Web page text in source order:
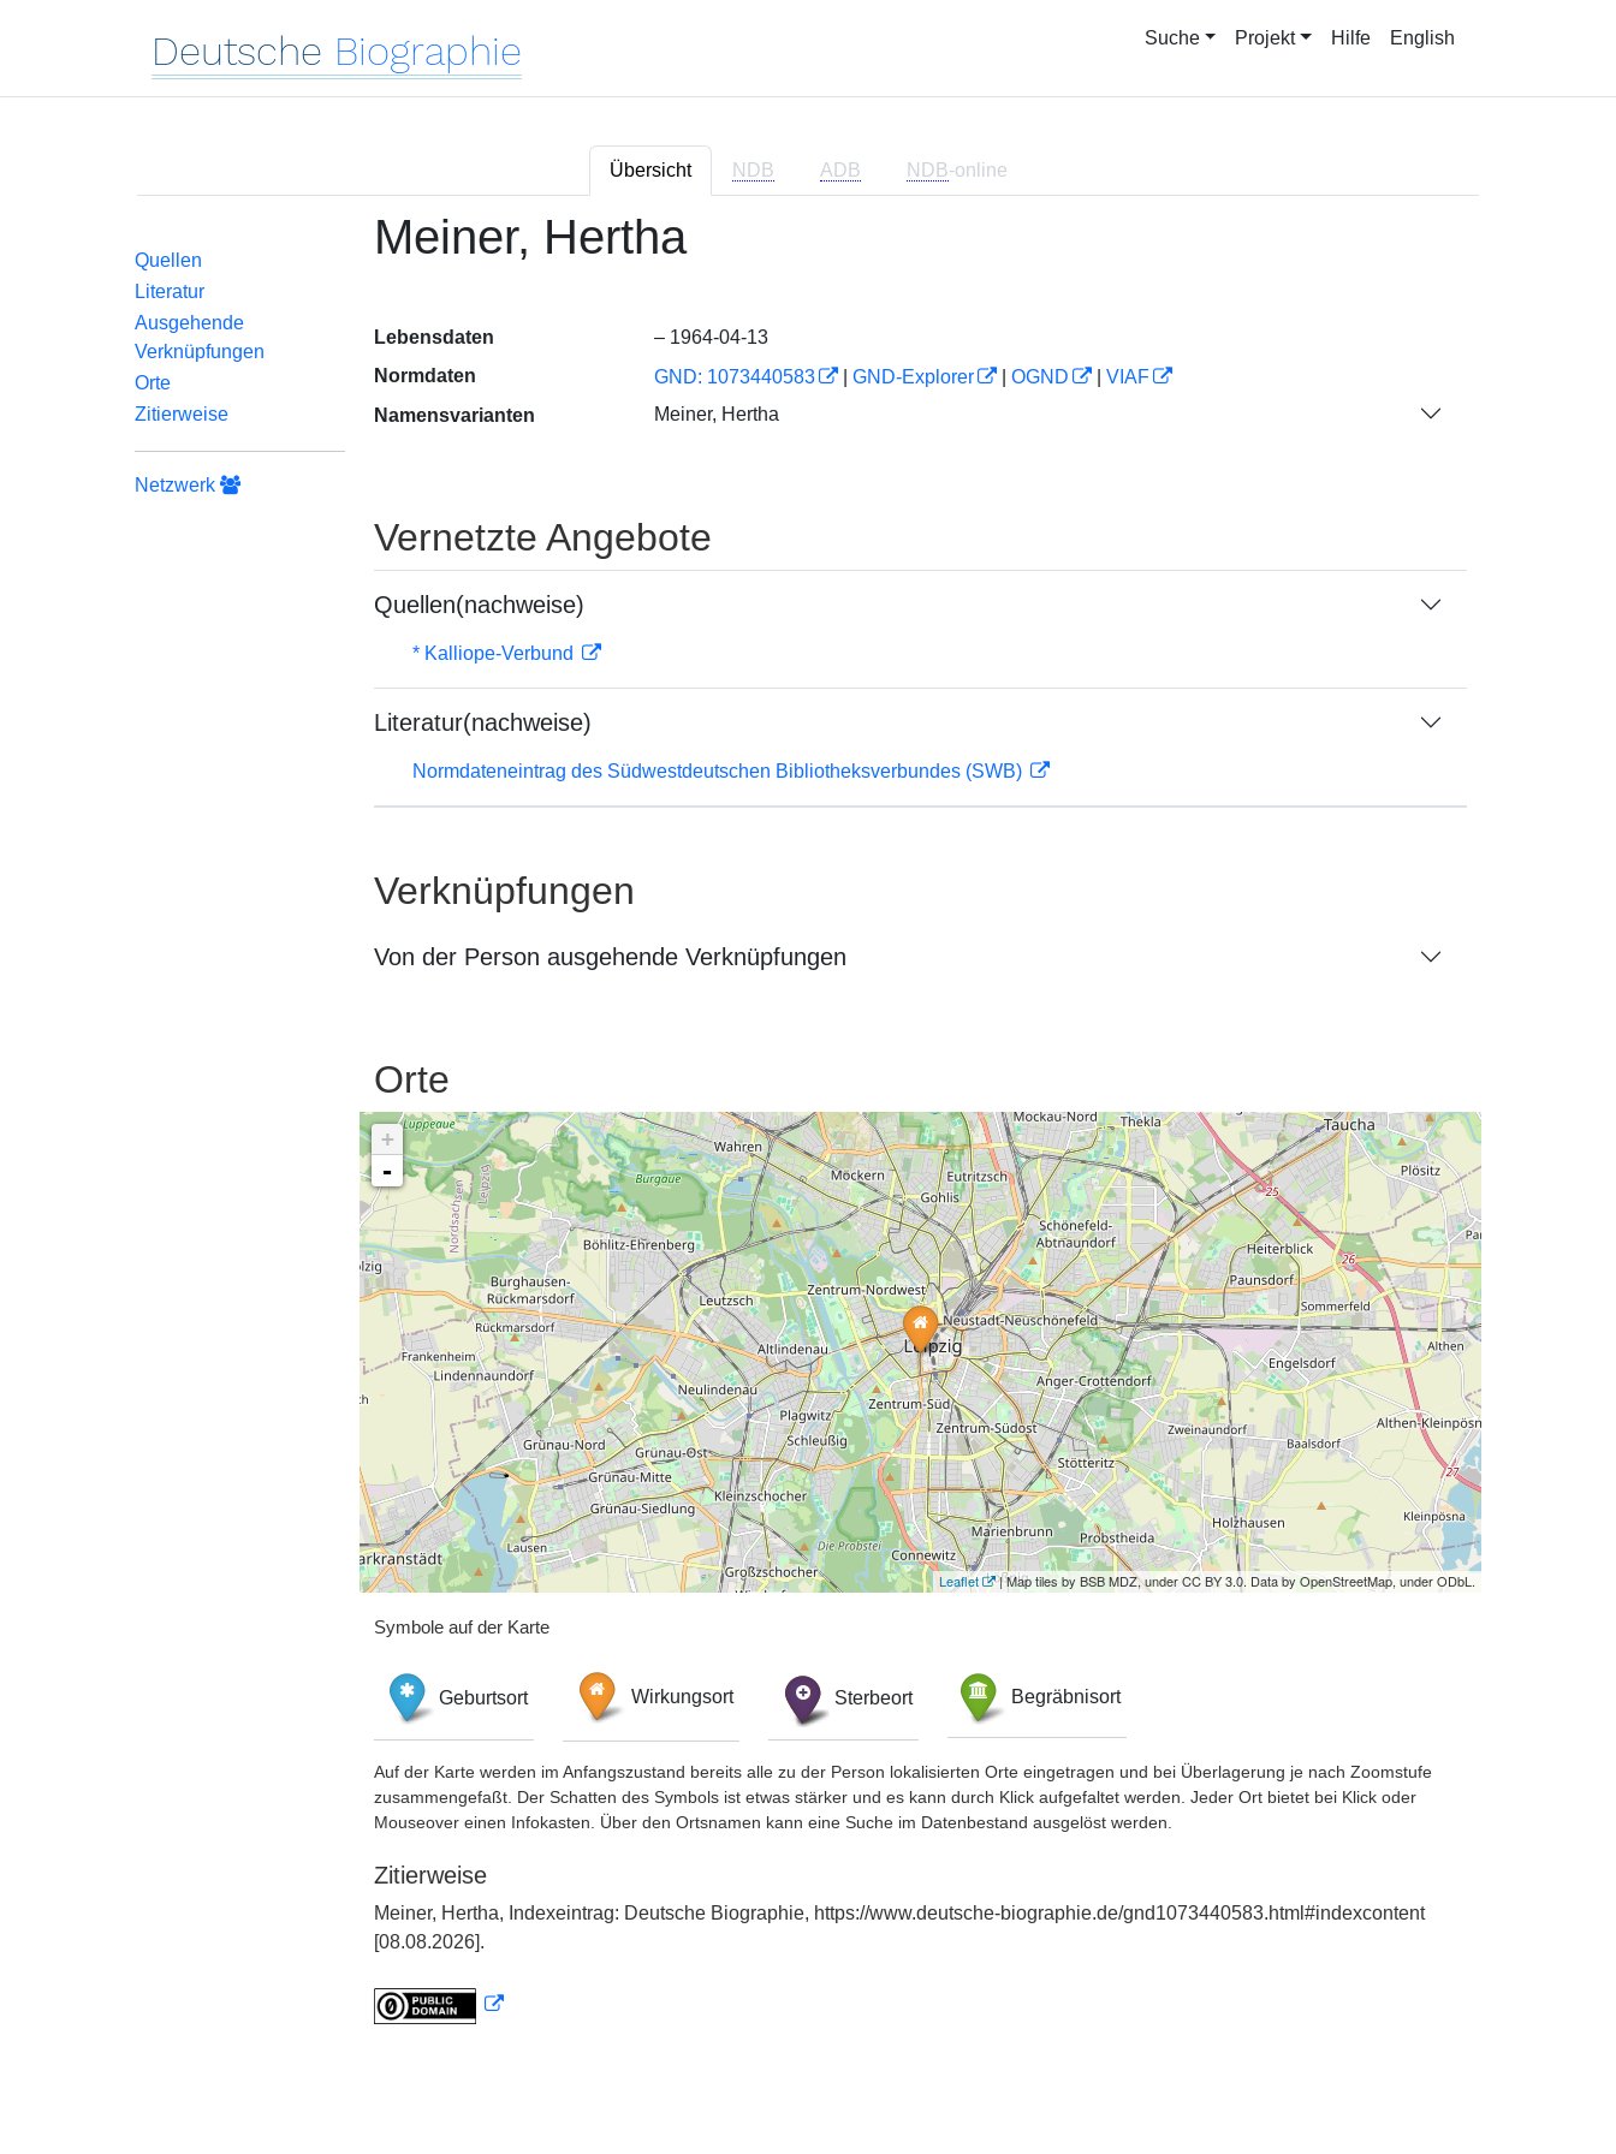
Deutsche Biographie Suche Projekt Hilfe English
Übersicht NDB ADB NDB-online
Quellen
Literatur
Ausgehende
Verknüpfungen
Orte
Zitierweise
Netzwerk
Meiner, Hertha
Lebensdaten
– 1964-04-13
Normdaten
GND: 1073440583 GND-Explorer OGND
VIAF
Namensvarianten
Meiner, Hertha
Vernetzte Angebote
Quellen(nachweise)
* Kalliope-Verbund
Literatur(nachweise)
Normdateneintrag des Südwestdeutschen Bibliotheksverbundes (SWB)
Verknüpfungen
Von der Person ausgehende Verknüpfungen
Orte
+
-
Leaflet | Map tiles by BSB MDZ, under CC BY 3.0. Data by OpenStreetMap, under ODbL.
Symbole auf der Karte
Geburtsort Wirkungsort Sterbeort Begräbnisort
Auf der Karte werden im Anfangszustand bereits alle zu der Person lokalisierten Orte eingetragen und bei Überlagerung je nach Zoomstufe
zusammengefaßt. Der Schatten des Symbols ist etwas stärker und es kann durch Klick aufgefaltet werden. Jeder Ort bietet bei Klick oder
Mouseover einen Infokasten. Über den Ortsnamen kann eine Suche im Datenbestand ausgelöst werden.
Zitierweise
Meiner, Hertha, Indexeintrag: Deutsche Biographie, https://www.deutsche-biographie.de/gnd1073440583.html#indexcontent
[08.08.2026].